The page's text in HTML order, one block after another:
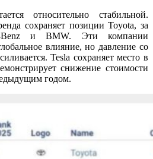
относительно стабильной.
сохраняет позиции Toyota, за
Benz и BMW. Эти компании
влияние, но давление со
Tesla сохраняет место в
снижение стоимости
годом.